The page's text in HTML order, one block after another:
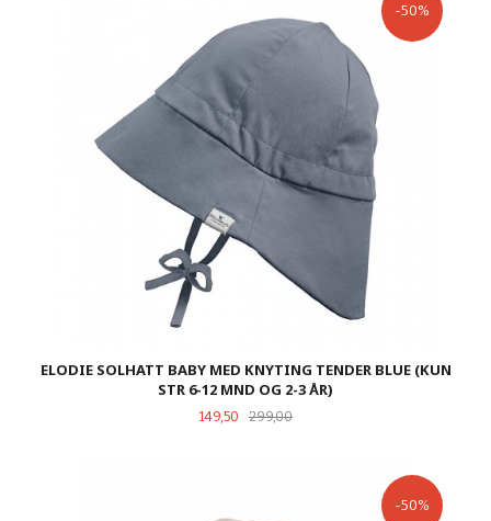
ELODIE SOLHATT BABY MED KNYTING TENDER BLUE (KUN
STR 6-12 MND OG 2-3 ÅR)
Tilbud
149,50 299,00Rabatt
-50%
-50%